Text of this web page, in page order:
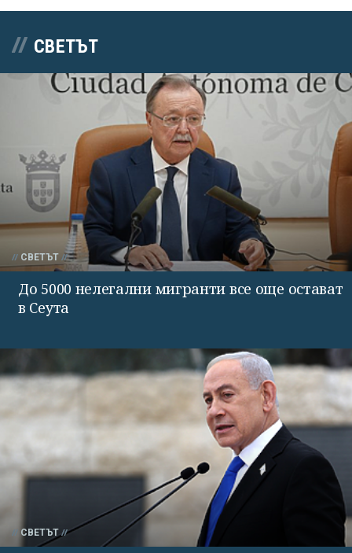
СВЕТЪТ
СВЕТЪТ
До 5000 нелегални мигранти все още остават
в Сеута
СВЕТЪТ